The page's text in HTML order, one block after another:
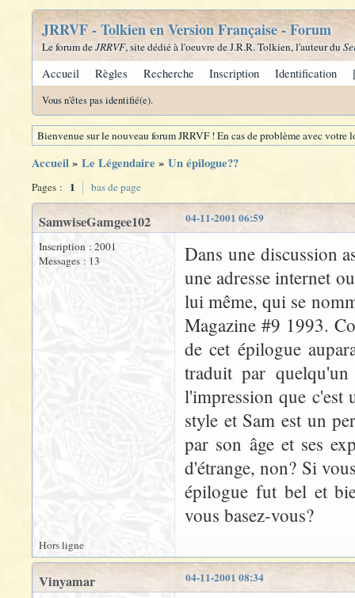
JRRVF - Tolkien en Version Française - Forum
Le forum deJRRVF, site dédié à l'oeuvre de J.R.R. Tolkien, l'auteur du
Accueil Règles Recherche Inscription Identification
Vous n'êtes pas identifié(e).
Bienvenue sur le nouveau forum JRRVF ! En cas de problème avec
Accueil» Le Légendaire » Un épilogue??
Pages : 1 bas de page
04-11-2001 06:59
SamwiseGamgee102
Inscription : 2001
Messages : 13
Dans une discussion
une adresse internet
lui même, qui se
Magazine #9 1993.
de cet épilogue
traduit par
l'impression que c'est
style et Sam est un
par son âge et ses
d'étrange, non? Si
épilogue fut bel et
vous basez-vous?
Hors ligne
04-11-2001 08:34
Vinyamar